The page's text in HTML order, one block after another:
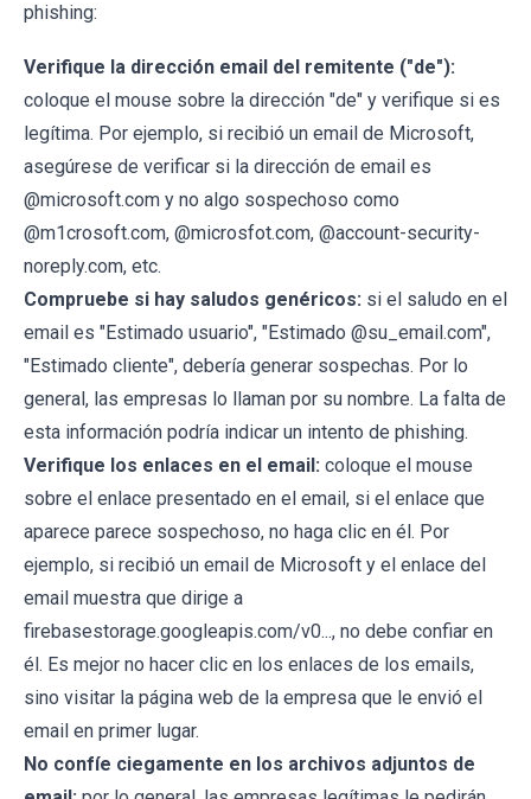
phishing:
Verifique la dirección email del remitente ("de"):
coloque el mouse sobre la dirección "de" y verifique si es
legítima. Por ejemplo, si recibió un email de Microsoft,
asegúrese de verificar si la dirección de email es
@microsoft.com y no algo sospechoso como
@m1crosoft.com, @microsfot.com, @account-security-
noreply.com, etc.
Compruebe si hay saludos genéricos: si el saludo en el
email es "Estimado usuario", "Estimado @su_email.com",
"Estimado cliente", debería generar sospechas. Por lo
general, las empresas lo llaman por su nombre. La falta de
esta información podría indicar un intento de phishing.
Verifique los enlaces en el email: coloque el mouse
sobre el enlace presentado en el email, si el enlace que
aparece parece sospechoso, no haga clic en él. Por
ejemplo, si recibió un email de Microsoft y el enlace del
email muestra que dirige a
firebasestorage.googleapis.com/v0..., no debe confiar en
él. Es mejor no hacer clic en los enlaces de los emails,
sino visitar la página web de la empresa que le envió el
email en primer lugar.
No confíe ciegamente en los archivos adjuntos de